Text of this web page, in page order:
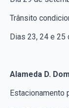
Trânsito
Dias 23, 24 e
Alameda D.
Estacionamento